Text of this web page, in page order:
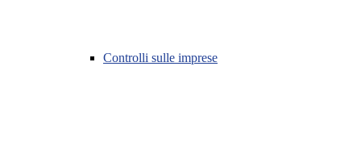
Controlli sulle imprese